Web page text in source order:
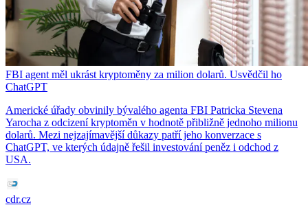
FBI agent měl ukrást kryptoměny za milion dolarů. Usvědčil ho
ChatGPT
Americké úřady obvinily bývalého agenta FBI Patricka Stevena
Yarocha z odcizení kryptoměn v hodnotě přibližně jednoho milionu
dolarů. Mezi nejzajímavější důkazy patří jeho konverzace s
ChatGPT, ve kterých údajně řešil investování peněz i odchod z
USA.
cdr.cz